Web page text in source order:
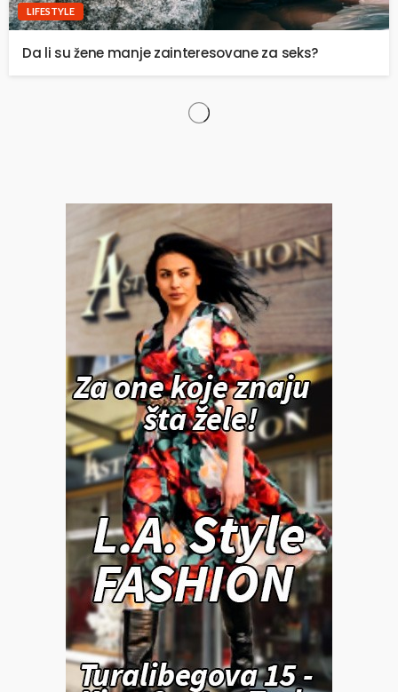
LIFESTYLE
Da li su žene manje zainteresovane za seks?